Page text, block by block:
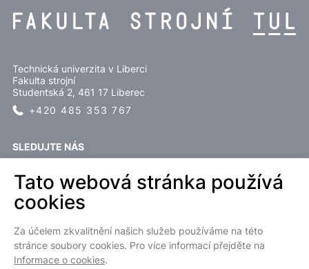
Technická univerzita v Liberci
Fakulta strojní
Studentská 2, 461 17 Liberec
+420 485 353 767
SLEDUJTE NÁS
EN
Tato webová stránka používá
cookies
Za účelem zkvalitnění našich služeb používáme na této
stránce soubory cookies. Pro více informací přejděte na
Informace o cookies.